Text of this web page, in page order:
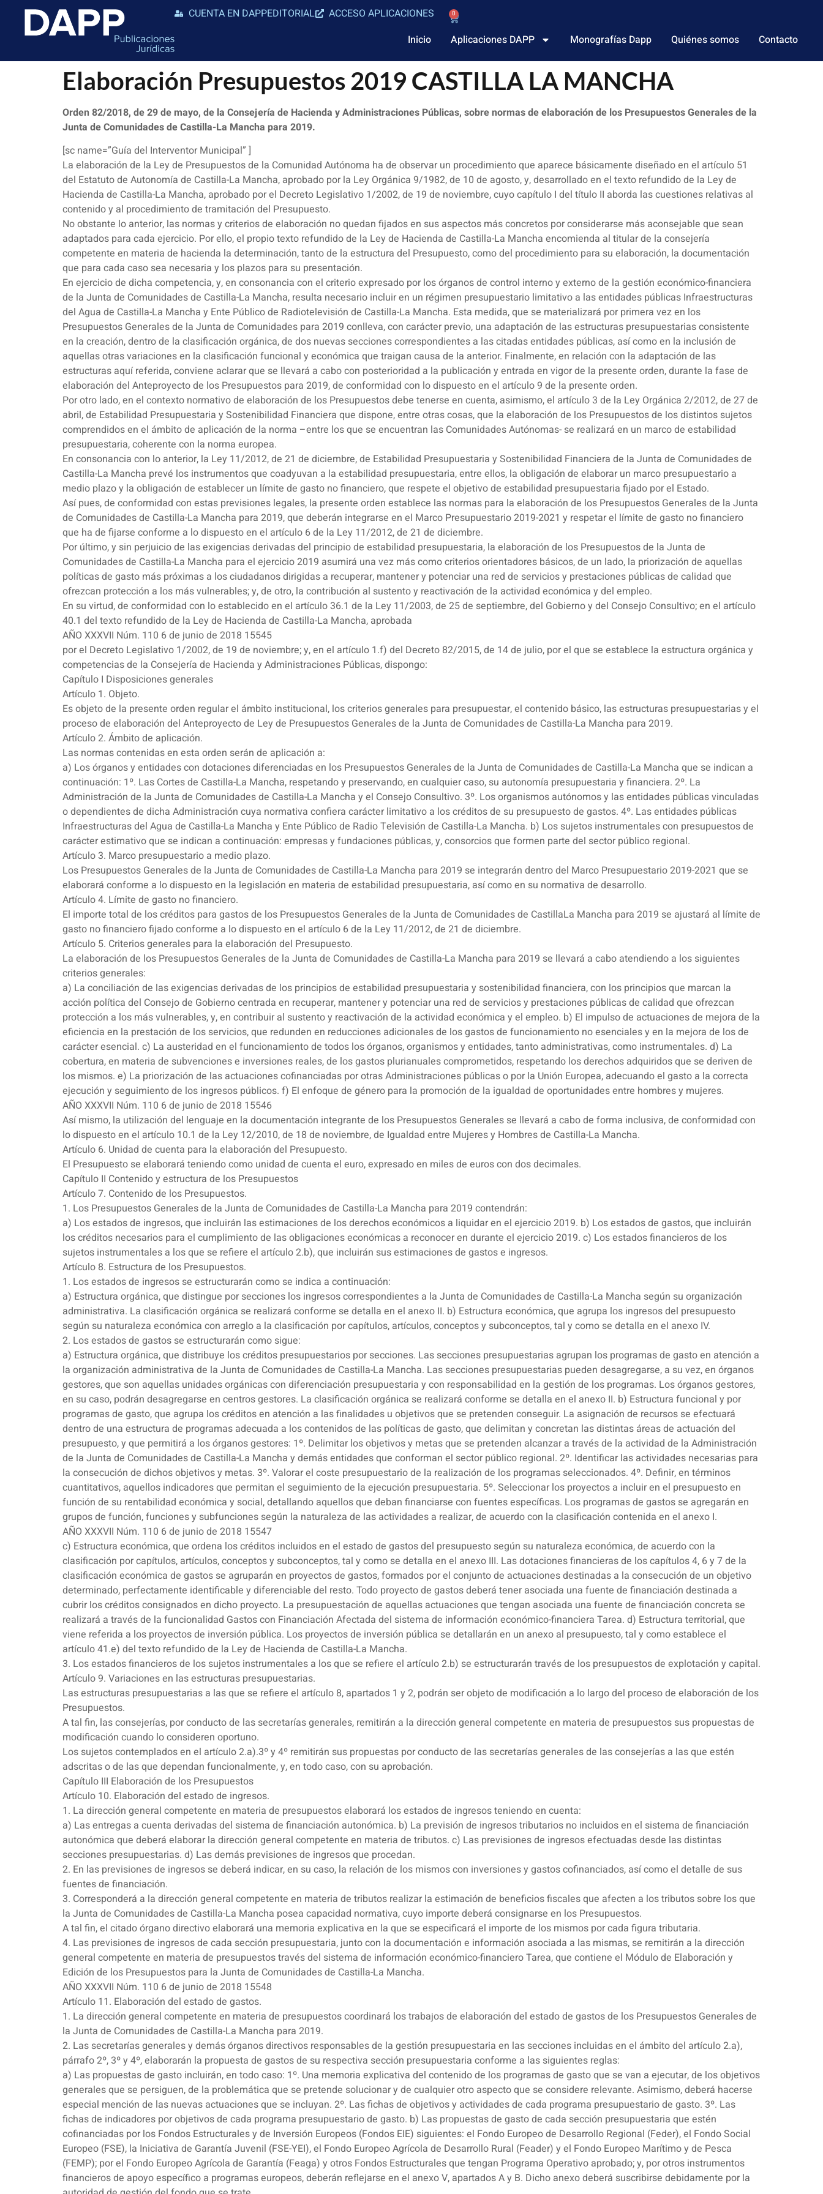
CUENTA EN DAPPEDITORIAL ACCESO APLICACIONES 0
Inicio Aplicaciones DAPP Monografías Dapp Quiénes somos Contacto
Elaboración Presupuestos 2019 CASTILLA LA MANCHA
Orden 82/2018, de 29 de mayo, de la Consejería de Hacienda y Administraciones Públicas, sobre normas de elaboración de los Presupuestos Generales de la
Junta de Comunidades de Castilla-La Mancha para 2019.
[sc name=”Guía del Interventor Municipal” ]
La elaboración de la Ley de Presupuestos de la Comunidad Autónoma ha de observar un procedimiento que aparece básicamente diseñado en el artículo 51
del Estatuto de Autonomía de Castilla-La Mancha, aprobado por la Ley Orgánica 9/1982, de 10 de agosto, y, desarrollado en el texto refundido de la Ley de
Hacienda de Castilla-La Mancha, aprobado por el Decreto Legislativo 1/2002, de 19 de noviembre, cuyo capítulo I del título II aborda las cuestiones relativas al
contenido y al procedimiento de tramitación del Presupuesto.
No obstante lo anterior, las normas y criterios de elaboración no quedan fijados en sus aspectos más concretos por considerarse más aconsejable que sean
adaptados para cada ejercicio. Por ello, el propio texto refundido de la Ley de Hacienda de Castilla-La Mancha encomienda al titular de la consejería
competente en materia de hacienda la determinación, tanto de la estructura del Presupuesto, como del procedimiento para su elaboración, la documentación
que para cada caso sea necesaria y los plazos para su presentación.
En ejercicio de dicha competencia, y, en consonancia con el criterio expresado por los órganos de control interno y externo de la gestión económico-financiera
de la Junta de Comunidades de Castilla-La Mancha, resulta necesario incluir en un régimen presupuestario limitativo a las entidades públicas Infraestructuras
del Agua de Castilla-La Mancha y Ente Público de Radiotelevisión de Castilla-La Mancha. Esta medida, que se materializará por primera vez en los
Presupuestos Generales de la Junta de Comunidades para 2019 conlleva, con carácter previo, una adaptación de las estructuras presupuestarias consistente
en la creación, dentro de la clasificación orgánica, de dos nuevas secciones correspondientes a las citadas entidades públicas, así como en la inclusión de
aquellas otras variaciones en la clasificación funcional y económica que traigan causa de la anterior. Finalmente, en relación con la adaptación de las
estructuras aquí referida, conviene aclarar que se llevará a cabo con posterioridad a la publicación y entrada en vigor de la presente orden, durante la fase de
elaboración del Anteproyecto de los Presupuestos para 2019, de conformidad con lo dispuesto en el artículo 9 de la presente orden.
Por otro lado, en el contexto normativo de elaboración de los Presupuestos debe tenerse en cuenta, asimismo, el artículo 3 de la Ley Orgánica 2/2012, de 27 de
abril, de Estabilidad Presupuestaria y Sostenibilidad Financiera que dispone, entre otras cosas, que la elaboración de los Presupuestos de los distintos sujetos
comprendidos en el ámbito de aplicación de la norma –entre los que se encuentran las Comunidades Autónomas- se realizará en un marco de estabilidad
presupuestaria, coherente con la norma europea.
En consonancia con lo anterior, la Ley 11/2012, de 21 de diciembre, de Estabilidad Presupuestaria y Sostenibilidad Financiera de la Junta de Comunidades de
Castilla-La Mancha prevé los instrumentos que coadyuvan a la estabilidad presupuestaria, entre ellos, la obligación de elaborar un marco presupuestario a
medio plazo y la obligación de establecer un límite de gasto no financiero, que respete el objetivo de estabilidad presupuestaria fijado por el Estado.
Así pues, de conformidad con estas previsiones legales, la presente orden establece las normas para la elaboración de los Presupuestos Generales de la Junta
de Comunidades de Castilla-La Mancha para 2019, que deberán integrarse en el Marco Presupuestario 2019-2021 y respetar el límite de gasto no financiero
que ha de fijarse conforme a lo dispuesto en el artículo 6 de la Ley 11/2012, de 21 de diciembre.
Por último, y sin perjuicio de las exigencias derivadas del principio de estabilidad presupuestaria, la elaboración de los Presupuestos de la Junta de
Comunidades de Castilla-La Mancha para el ejercicio 2019 asumirá una vez más como criterios orientadores básicos, de un lado, la priorización de aquellas
políticas de gasto más próximas a los ciudadanos dirigidas a recuperar, mantener y potenciar una red de servicios y prestaciones públicas de calidad que
ofrezcan protección a los más vulnerables; y, de otro, la contribución al sustento y reactivación de la actividad económica y del empleo.
En su virtud, de conformidad con lo establecido en el artículo 36.1 de la Ley 11/2003, de 25 de septiembre, del Gobierno y del Consejo Consultivo; en el artículo
40.1 del texto refundido de la Ley de Hacienda de Castilla-La Mancha, aprobada
AÑO XXXVII Núm. 110 6 de junio de 2018 15545
por el Decreto Legislativo 1/2002, de 19 de noviembre; y, en el artículo 1.f) del Decreto 82/2015, de 14 de julio, por el que se establece la estructura orgánica y
competencias de la Consejería de Hacienda y Administraciones Públicas, dispongo:
Capítulo I Disposiciones generales
Artículo 1. Objeto.
Es objeto de la presente orden regular el ámbito institucional, los criterios generales para presupuestar, el contenido básico, las estructuras presupuestarias y el
proceso de elaboración del Anteproyecto de Ley de Presupuestos Generales de la Junta de Comunidades de Castilla-La Mancha para 2019.
Artículo 2. Ámbito de aplicación.
Las normas contenidas en esta orden serán de aplicación a:
a) Los órganos y entidades con dotaciones diferenciadas en los Presupuestos Generales de la Junta de Comunidades de Castilla-La Mancha que se indican a
continuación: 1º. Las Cortes de Castilla-La Mancha, respetando y preservando, en cualquier caso, su autonomía presupuestaria y financiera. 2º. La
Administración de la Junta de Comunidades de Castilla-La Mancha y el Consejo Consultivo. 3º. Los organismos autónomos y las entidades públicas vinculadas
o dependientes de dicha Administración cuya normativa confiera carácter limitativo a los créditos de su presupuesto de gastos. 4º. Las entidades públicas
Infraestructuras del Agua de Castilla-La Mancha y Ente Público de Radio Televisión de Castilla-La Mancha. b) Los sujetos instrumentales con presupuestos de
carácter estimativo que se indican a continuación: empresas y fundaciones públicas, y, consorcios que formen parte del sector público regional.
Artículo 3. Marco presupuestario a medio plazo.
Los Presupuestos Generales de la Junta de Comunidades de Castilla-La Mancha para 2019 se integrarán dentro del Marco Presupuestario 2019-2021 que se
elaborará conforme a lo dispuesto en la legislación en materia de estabilidad presupuestaria, así como en su normativa de desarrollo.
Artículo 4. Límite de gasto no financiero.
El importe total de los créditos para gastos de los Presupuestos Generales de la Junta de Comunidades de CastillaLa Mancha para 2019 se ajustará al límite de
gasto no financiero fijado conforme a lo dispuesto en el artículo 6 de la Ley 11/2012, de 21 de diciembre.
Artículo 5. Criterios generales para la elaboración del Presupuesto.
La elaboración de los Presupuestos Generales de la Junta de Comunidades de Castilla-La Mancha para 2019 se llevará a cabo atendiendo a los siguientes
criterios generales:
a) La conciliación de las exigencias derivadas de los principios de estabilidad presupuestaria y sostenibilidad financiera, con los principios que marcan la
acción política del Consejo de Gobierno centrada en recuperar, mantener y potenciar una red de servicios y prestaciones públicas de calidad que ofrezcan
protección a los más vulnerables, y, en contribuir al sustento y reactivación de la actividad económica y el empleo. b) El impulso de actuaciones de mejora de la
eficiencia en la prestación de los servicios, que redunden en reducciones adicionales de los gastos de funcionamiento no esenciales y en la mejora de los de
carácter esencial. c) La austeridad en el funcionamiento de todos los órganos, organismos y entidades, tanto administrativas, como instrumentales. d) La
cobertura, en materia de subvenciones e inversiones reales, de los gastos plurianuales comprometidos, respetando los derechos adquiridos que se deriven de
los mismos. e) La priorización de las actuaciones cofinanciadas por otras Administraciones públicas o por la Unión Europea, adecuando el gasto a la correcta
ejecución y seguimiento de los ingresos públicos. f) El enfoque de género para la promoción de la igualdad de oportunidades entre hombres y mujeres.
AÑO XXXVII Núm. 110 6 de junio de 2018 15546
Así mismo, la utilización del lenguaje en la documentación integrante de los Presupuestos Generales se llevará a cabo de forma inclusiva, de conformidad con
lo dispuesto en el artículo 10.1 de la Ley 12/2010, de 18 de noviembre, de Igualdad entre Mujeres y Hombres de Castilla-La Mancha.
Artículo 6. Unidad de cuenta para la elaboración del Presupuesto.
El Presupuesto se elaborará teniendo como unidad de cuenta el euro, expresado en miles de euros con dos decimales.
Capítulo II Contenido y estructura de los Presupuestos
Artículo 7. Contenido de los Presupuestos.
1. Los Presupuestos Generales de la Junta de Comunidades de Castilla-La Mancha para 2019 contendrán:
a) Los estados de ingresos, que incluirán las estimaciones de los derechos económicos a liquidar en el ejercicio 2019. b) Los estados de gastos, que incluirán
los créditos necesarios para el cumplimiento de las obligaciones económicas a reconocer en durante el ejercicio 2019. c) Los estados financieros de los
sujetos instrumentales a los que se refiere el artículo 2.b), que incluirán sus estimaciones de gastos e ingresos.
Artículo 8. Estructura de los Presupuestos.
1. Los estados de ingresos se estructurarán como se indica a continuación:
a) Estructura orgánica, que distingue por secciones los ingresos correspondientes a la Junta de Comunidades de Castilla-La Mancha según su organización
administrativa. La clasificación orgánica se realizará conforme se detalla en el anexo II. b) Estructura económica, que agrupa los ingresos del presupuesto
según su naturaleza económica con arreglo a la clasificación por capítulos, artículos, conceptos y subconceptos, tal y como se detalla en el anexo IV.
2. Los estados de gastos se estructurarán como sigue:
a) Estructura orgánica, que distribuye los créditos presupuestarios por secciones. Las secciones presupuestarias agrupan los programas de gasto en atención a
la organización administrativa de la Junta de Comunidades de Castilla-La Mancha. Las secciones presupuestarias pueden desagregarse, a su vez, en órganos
gestores, que son aquellas unidades orgánicas con diferenciación presupuestaria y con responsabilidad en la gestión de los programas. Los órganos gestores,
en su caso, podrán desagregarse en centros gestores. La clasificación orgánica se realizará conforme se detalla en el anexo II. b) Estructura funcional y por
programas de gasto, que agrupa los créditos en atención a las finalidades u objetivos que se pretenden conseguir. La asignación de recursos se efectuará
dentro de una estructura de programas adecuada a los contenidos de las políticas de gasto, que delimitan y concretan las distintas áreas de actuación del
presupuesto, y que permitirá a los órganos gestores: 1º. Delimitar los objetivos y metas que se pretenden alcanzar a través de la actividad de la Administración
de la Junta de Comunidades de Castilla-La Mancha y demás entidades que conforman el sector público regional. 2º. Identificar las actividades necesarias para
la consecución de dichos objetivos y metas. 3º. Valorar el coste presupuestario de la realización de los programas seleccionados. 4º. Definir, en términos
cuantitativos, aquellos indicadores que permitan el seguimiento de la ejecución presupuestaria. 5º. Seleccionar los proyectos a incluir en el presupuesto en
función de su rentabilidad económica y social, detallando aquellos que deban financiarse con fuentes específicas. Los programas de gastos se agregarán en
grupos de función, funciones y subfunciones según la naturaleza de las actividades a realizar, de acuerdo con la clasificación contenida en el anexo I.
AÑO XXXVII Núm. 110 6 de junio de 2018 15547
c) Estructura económica, que ordena los créditos incluidos en el estado de gastos del presupuesto según su naturaleza económica, de acuerdo con la
clasificación por capítulos, artículos, conceptos y subconceptos, tal y como se detalla en el anexo III. Las dotaciones financieras de los capítulos 4, 6 y 7 de la
clasificación económica de gastos se agruparán en proyectos de gastos, formados por el conjunto de actuaciones destinadas a la consecución de un objetivo
determinado, perfectamente identificable y diferenciable del resto. Todo proyecto de gastos deberá tener asociada una fuente de financiación destinada a
cubrir los créditos consignados en dicho proyecto. La presupuestación de aquellas actuaciones que tengan asociada una fuente de financiación concreta se
realizará a través de la funcionalidad Gastos con Financiación Afectada del sistema de información económico-financiera Tarea. d) Estructura territorial, que
viene referida a los proyectos de inversión pública. Los proyectos de inversión pública se detallarán en un anexo al presupuesto, tal y como establece el
artículo 41.e) del texto refundido de la Ley de Hacienda de Castilla-La Mancha.
3. Los estados financieros de los sujetos instrumentales a los que se refiere el artículo 2.b) se estructurarán través de los presupuestos de explotación y capital.
Artículo 9. Variaciones en las estructuras presupuestarias.
Las estructuras presupuestarias a las que se refiere el artículo 8, apartados 1 y 2, podrán ser objeto de modificación a lo largo del proceso de elaboración de los
Presupuestos.
A tal fin, las consejerías, por conducto de las secretarías generales, remitirán a la dirección general competente en materia de presupuestos sus propuestas de
modificación cuando lo consideren oportuno.
Los sujetos contemplados en el artículo 2.a).3º y 4º remitirán sus propuestas por conducto de las secretarías generales de las consejerías a las que estén
adscritas o de las que dependan funcionalmente, y, en todo caso, con su aprobación.
Capítulo III Elaboración de los Presupuestos
Artículo 10. Elaboración del estado de ingresos.
1. La dirección general competente en materia de presupuestos elaborará los estados de ingresos teniendo en cuenta:
a) Las entregas a cuenta derivadas del sistema de financiación autonómica. b) La previsión de ingresos tributarios no incluidos en el sistema de financiación
autonómica que deberá elaborar la dirección general competente en materia de tributos. c) Las previsiones de ingresos efectuadas desde las distintas
secciones presupuestarias. d) Las demás previsiones de ingresos que procedan.
2. En las previsiones de ingresos se deberá indicar, en su caso, la relación de los mismos con inversiones y gastos cofinanciados, así como el detalle de sus
fuentes de financiación.
3. Corresponderá a la dirección general competente en materia de tributos realizar la estimación de beneficios fiscales que afecten a los tributos sobre los que
la Junta de Comunidades de Castilla-La Mancha posea capacidad normativa, cuyo importe deberá consignarse en los Presupuestos.
A tal fin, el citado órgano directivo elaborará una memoria explicativa en la que se especificará el importe de los mismos por cada figura tributaria.
4. Las previsiones de ingresos de cada sección presupuestaria, junto con la documentación e información asociada a las mismas, se remitirán a la dirección
general competente en materia de presupuestos través del sistema de información económico-financiero Tarea, que contiene el Módulo de Elaboración y
Edición de los Presupuestos para la Junta de Comunidades de Castilla-La Mancha.
AÑO XXXVII Núm. 110 6 de junio de 2018 15548
Artículo 11. Elaboración del estado de gastos.
1. La dirección general competente en materia de presupuestos coordinará los trabajos de elaboración del estado de gastos de los Presupuestos Generales de
la Junta de Comunidades de Castilla-La Mancha para 2019.
2. Las secretarías generales y demás órganos directivos responsables de la gestión presupuestaria en las secciones incluidas en el ámbito del artículo 2.a),
párrafo 2º, 3º y 4º, elaborarán la propuesta de gastos de su respectiva sección presupuestaria conforme a las siguientes reglas:
a) Las propuestas de gasto incluirán, en todo caso: 1º. Una memoria explicativa del contenido de los programas de gasto que se van a ejecutar, de los objetivos
generales que se persiguen, de la problemática que se pretende solucionar y de cualquier otro aspecto que se considere relevante. Asimismo, deberá hacerse
especial mención de las nuevas actuaciones que se incluyan. 2º. Las fichas de objetivos y actividades de cada programa presupuestario de gasto. 3º. Las
fichas de indicadores por objetivos de cada programa presupuestario de gasto. b) Las propuestas de gasto de cada sección presupuestaria que estén
cofinanciadas por los Fondos Estructurales y de Inversión Europeos (Fondos EIE) siguientes: el Fondo Europeo de Desarrollo Regional (Feder), el Fondo Social
Europeo (FSE), la Iniciativa de Garantía Juvenil (FSE-YEI), el Fondo Europeo Agrícola de Desarrollo Rural (Feader) y el Fondo Europeo Marítimo y de Pesca
(FEMP); por el Fondo Europeo Agrícola de Garantía (Feaga) y otros Fondos Estructurales que tengan Programa Operativo aprobado; y, por otros instrumentos
financieros de apoyo específico a programas europeos, deberán reflejarse en el anexo V, apartados A y B. Dicho anexo deberá suscribirse debidamente por la